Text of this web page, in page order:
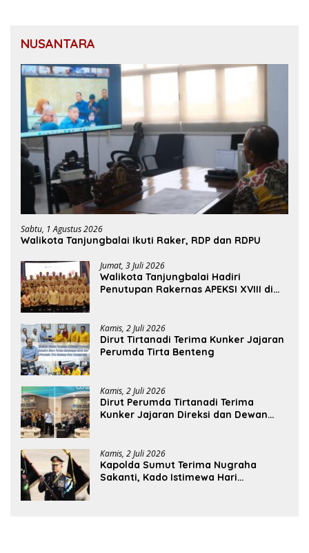
NUSANTARA
Sabtu, 1 Agustus 2026
Walikota Tanjungbalai Ikuti Raker, RDP dan RDPU
Jumat, 3 Juli 2026
Walikota Tanjungbalai Hadiri
Penutupan Rakernas APEKSI XVIII di
Kamis, 2 Juli 2026
Dirut Tirtanadi Terima Kunker Jajaran
Perumda Tirta Benteng
Kamis, 2 Juli 2026
Dirut Perumda Tirtanadi Terima
Kunker Jajaran Direksi dan Dewan
Kamis, 2 Juli 2026
Kapolda Sumut Terima Nugraha
Sakanti, Kado Istimewa Hari